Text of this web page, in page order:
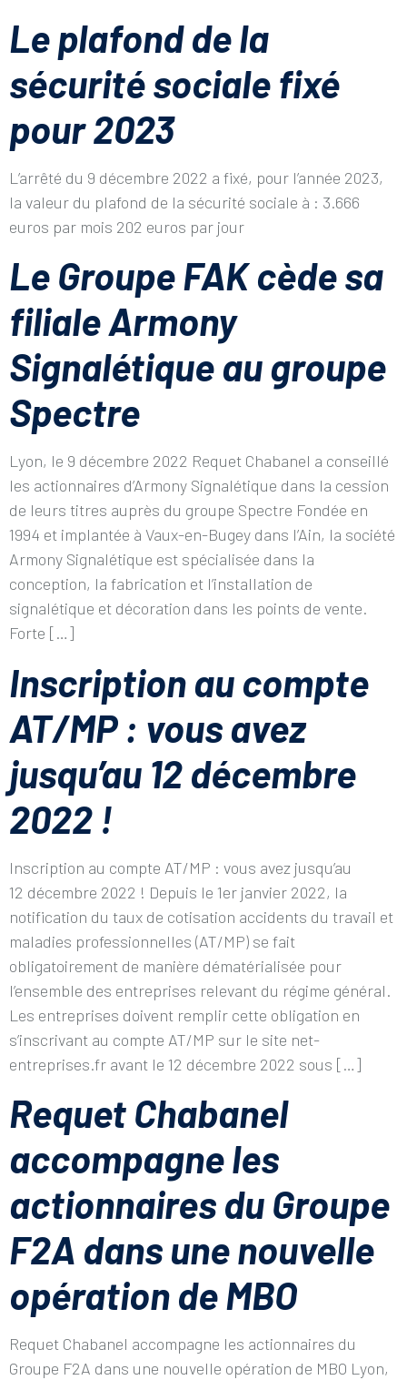
Le plafond de la
sécurité sociale fixé
pour 2023
L’arrêté du 9 décembre 2022 a fixé, pour l’année 2023,
la valeur du plafond de la sécurité sociale à : 3.666
euros par mois 202 euros par jour
Le Groupe FAK cède sa
filiale Armony
Signalétique au groupe
Spectre
Lyon, le 9 décembre 2022 Requet Chabanel a conseillé
les actionnaires d’Armony Signalétique dans la cession
de leurs titres auprès du groupe Spectre Fondée en
1994 et implantée à Vaux-en-Bugey dans l’Ain, la société
Armony Signalétique est spécialisée dans la
conception, la fabrication et l’installation de
signalétique et décoration dans les points de vente.
Forte […]
Inscription au compte
AT/MP : vous avez
jusqu’au 12 décembre
2022 !
Inscription au compte AT/MP : vous avez jusqu’au
12 décembre 2022 ! Depuis le 1er janvier 2022, la
notification du taux de cotisation accidents du travail et
maladies professionnelles (AT/MP) se fait
obligatoirement de manière dématérialisée pour
l’ensemble des entreprises relevant du régime général.
Les entreprises doivent remplir cette obligation en
s’inscrivant au compte AT/MP sur le site net-
entreprises.fr avant le 12 décembre 2022 sous […]
Requet Chabanel
accompagne les
actionnaires du Groupe
F2A dans une nouvelle
opération de MBO
Requet Chabanel accompagne les actionnaires du
Groupe F2A dans une nouvelle opération de MBO Lyon,